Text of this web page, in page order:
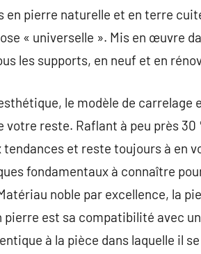
en pierre naturelle et en terre
« universelle ». Mis en œuvre
les supports, en neuf et en
le modèle de carrelage
votre reste. Raflant à peu près
tendances et reste toujours à en
fondamentaux à connaître
noble par excellence, la
pierre est sa compatibilité avec
à la pièce dans laquelle il